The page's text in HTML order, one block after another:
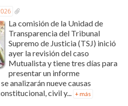
La comisión de la Unidad de
Transparencia del Tribunal
Supremo de Justicia (TSJ) inició
ayer la revisión del caso
Mutualista y tiene tres días para
presentar un informe
analizarán nueve causas
civil y...
+ más